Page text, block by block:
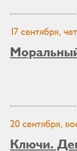
17 сентября,
20 сентября,
Ключи.